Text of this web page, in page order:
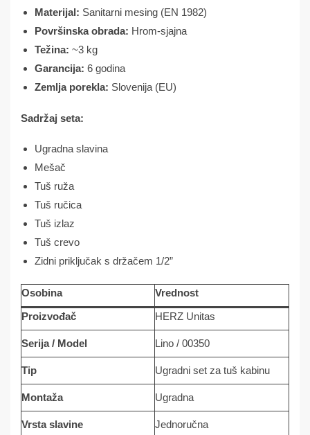
Materijal: Sanitarni mesing (EN 1982)
Površinska obrada: Hrom-sjajna
Težina: ~3 kg
Garancija: 6 godina
Zemlja porekla: Slovenija (EU)
Sadržaj seta:
Ugradna slavina
Mešač
Tuš ruža
Tuš ručica
Tuš izlaz
Tuš crevo
Zidni priključak s držačem 1/2”
Osobina
Vrednost
Proizvođač
HERZ Unitas
Serija / Model Lino / 00350
Tip Ugradni set za tuš kabinu
Montaža Ugradna
Vrsta slavine Jednoručna